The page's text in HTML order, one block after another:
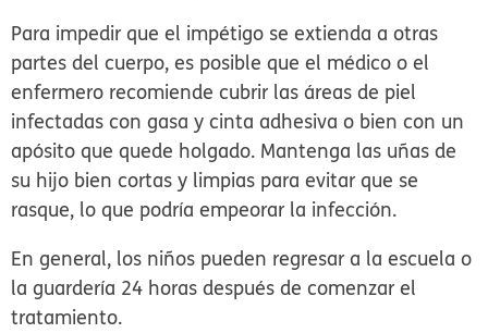
Para impedir que el impétigo se extienda a otras
partes del cuerpo, es posible que el médico o el
enfermero recomiende cubrir las áreas de piel
infectadas con gasa y cinta adhesiva o bien con un
apósito que quede holgado. Mantenga las uñas de
su hijo bien cortas y limpias para evitar que se
rasque, lo que podría empeorar la infección.
En general, los niños pueden regresar a la escuela o
la guardería 24 horas después de comenzar el
tratamiento.